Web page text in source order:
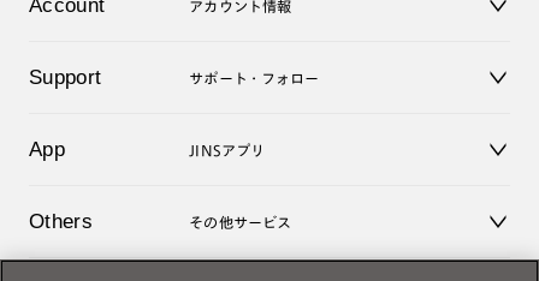
アクセサリー
オンラインショップ
Account アカウント情報
ログアウト
Support サポート・フォロー
よくあるご質問
お問い合せ
App JINSアプリ
Others その他サービス